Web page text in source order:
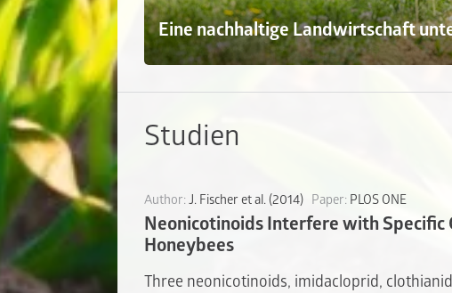
Eine nachhaltige Landwirtschaft
Studien
Author:J. Fischer et al. (2014) Paper: PLOS ONE
Neonicotinoids Interfere with Specific
Honeybees
Three neonicotinoids, imidacloprid,